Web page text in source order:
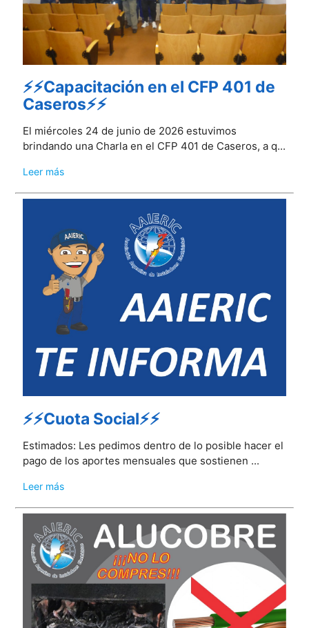
⚡⚡Capacitación en el CFP 401 de
Caseros⚡⚡
El miércoles 24 de junio de 2026 estuvimos
brindando una Charla en el CFP 401 de Caseros, a q...
Leer más
⚡⚡Cuota Social⚡⚡
Estimados: Les pedimos dentro de lo posible hacer el
pago de los aportes mensuales que sostienen ...
Leer más